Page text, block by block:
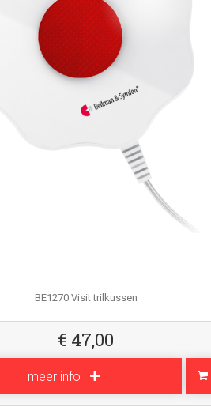
BE1270 Visit trilkussen
€ 47,00
meer info